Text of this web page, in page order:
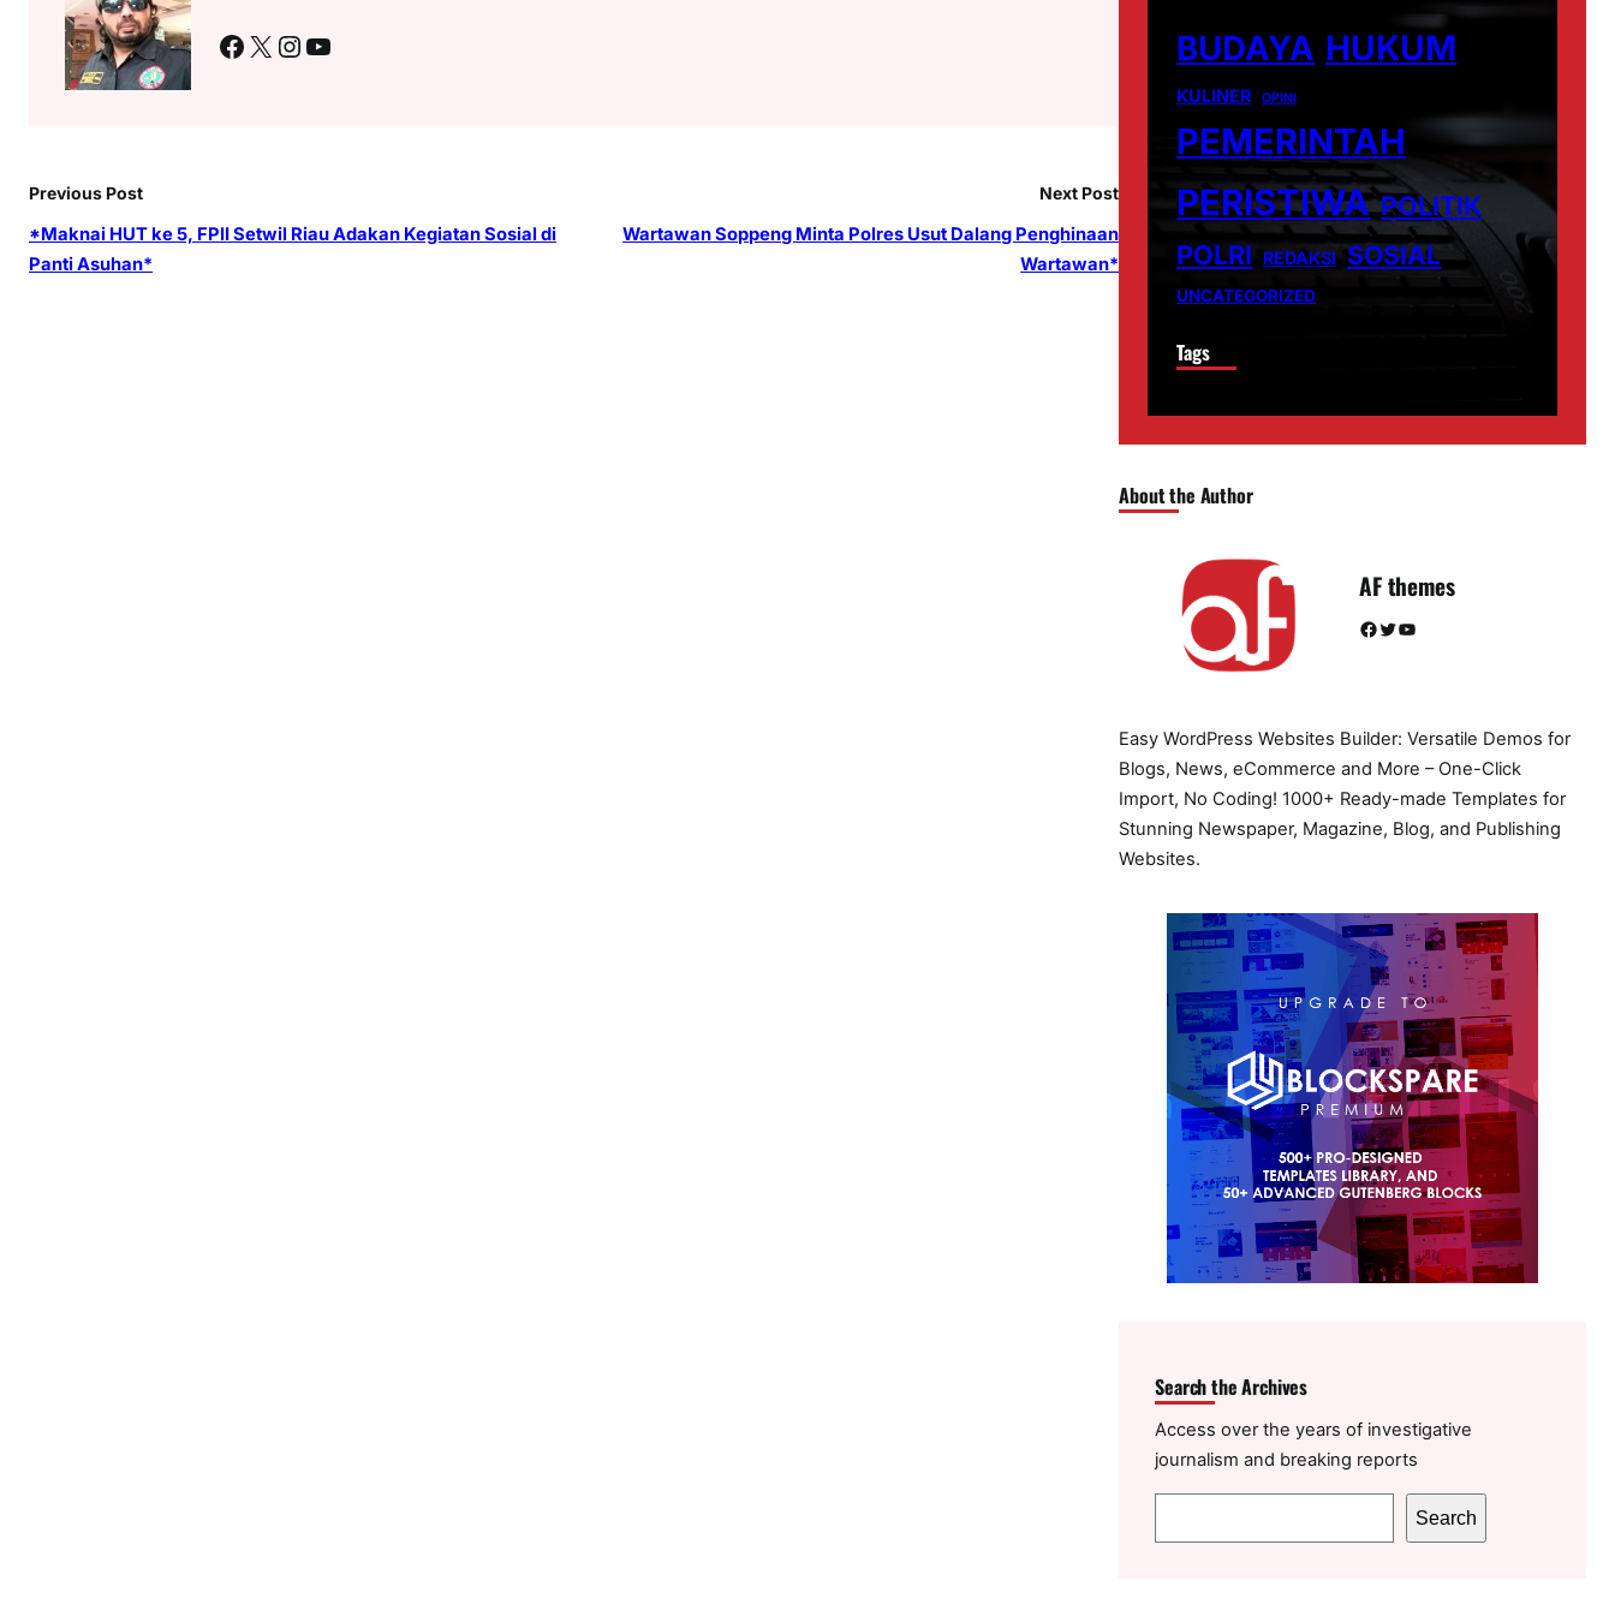
Facebook X Instagram YouTube
Previous Post
*Maknai HUT ke 5, FPII Setwil Riau Adakan Kegiatan Sosial di
Panti Asuhan*
Next Post
Wartawan Soppeng Minta Polres Usut Dalang Penghinaan
Wartawan*
BUDAYA HUKUM
KULINER OPINI
PEMERINTAH
PERISTIWA POLITIK
POLRI
REDAKSI SOSIAL
UNCATEGORIZED
Tags
About the Author
AF themes
Facebook Twitter YouTube
Easy WordPress Websites Builder: Versatile Demos for
Blogs, News, eCommerce and More – One-Click
Import, No Coding! 1000+ Ready-made Templates for
Stunning Newspaper, Magazine, Blog, and Publishing
Websites.
Search the Archives
Access over the years of investigative
journalism and breaking reports
e
Search